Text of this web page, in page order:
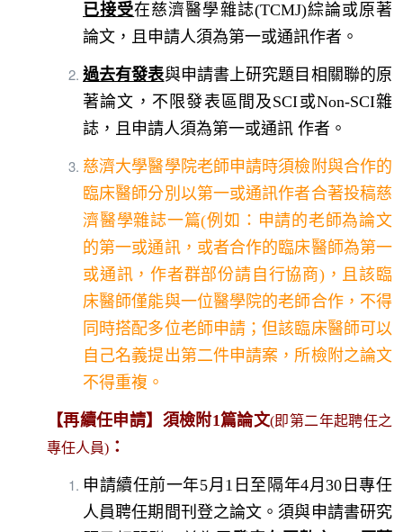
已接受在慈濟醫學雜誌(TCMJ)綜論或原著
論文，且申請人須為第一或通訊作者。
過去有發表與申請書上研究題目相關聯的原
著論文，不限發表區間及SCI或Non-SCI雜
誌，且申請人須為第一或通訊 作者。
慈濟大學醫學院老師申請時須檢附與合作的
臨床醫師分別以第一或通訊作者合著投稿慈
濟醫學雜誌一篇(例如：申請的老師為論文
的第一或通訊，或者合作的臨床醫師為第一
或通訊，作者群部份請自行協商)，且該臨
床醫師僅能與一位醫學院的老師合作，不得
同時搭配多位老師申請；但該臨床醫師可以
自己名義提出第二件申請案，所檢附之論文
不得重複。
【再續任申請】須檢附1篇論文(即第二年起聘任之
專任人員) ：
申請續任前一年5月1日至隔年4月30日專任
人員聘任期間刊登之論文。須與申請書研究